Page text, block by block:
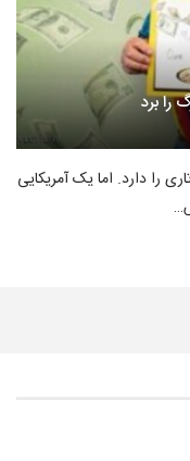
را برد
را دارد. اما یک آمریکایی